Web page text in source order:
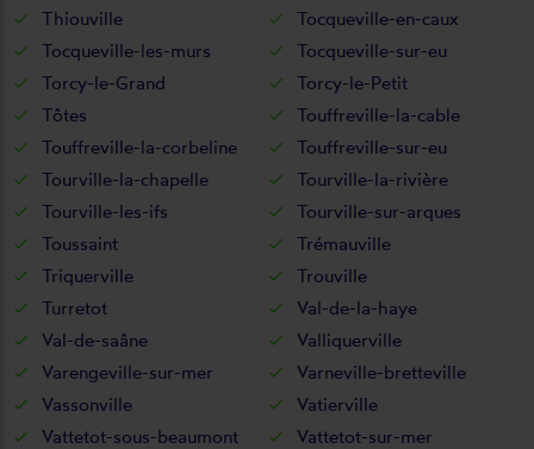
Thiouville
Tocqueville-en-caux
Tocqueville-les-murs
Tocqueville-sur-eu
Torcy-le-Grand
Torcy-le-Petit
Tôtes
Touffreville-la-cable
Touffreville-la-corbeline
Touffreville-sur-eu
Tourville-la-chapelle
Tourville-la-rivière
Tourville-les-ifs
Tourville-sur-arques
Toussaint
Trémauville
Triquerville
Trouville
Turretot
Val-de-la-haye
Val-de-saâne
Valliquerville
Varengeville-sur-mer
Varneville-bretteville
Vassonville
Vatierville
Vattetot-sous-beaumont
Vattetot-sur-mer